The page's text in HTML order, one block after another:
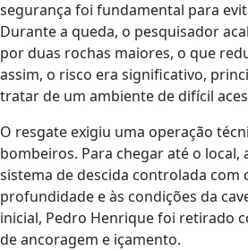
segurança foi fundamental para
Durante a queda, o pesquisador
por duas rochas maiores, o que
assim, o risco era significativo,
tratar de um ambiente de difícil
O resgate exigiu uma operação
bombeiros. Para chegar até o
sistema de descida controlada com
profundidade e às condições da
inicial, Pedro Henrique foi retirado
de ancoragem e içamento.